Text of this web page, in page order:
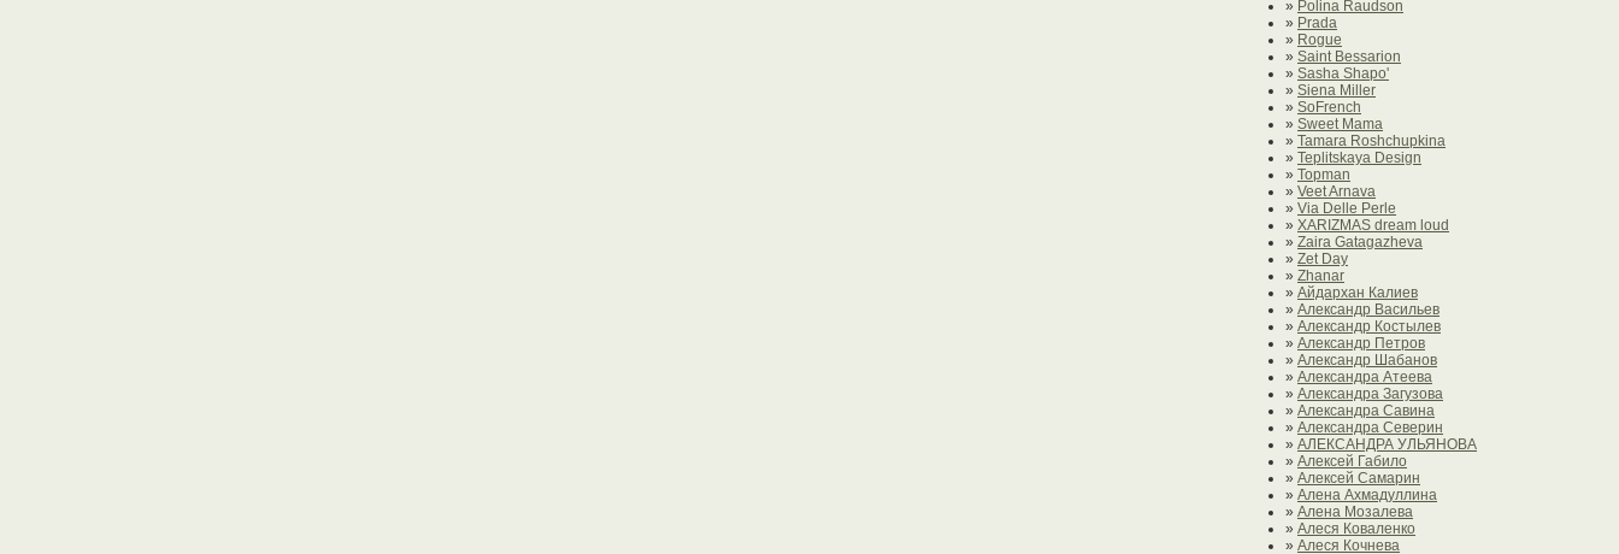
» Polina Raudson
» Prada
» Rogue
» Saint Bessarion
» Sasha Shapo'
» Siena Miller
» SoFrench
» Sweet Mama
» Tamara Roshchupkina
» Teplitskaya Design
» Topman
» Veet Arnava
» Via Delle Perle
» XARIZMAS dream loud
» Zaira Gatagazheva
» Zet Day
» Zhanar
» Айдархан Калиев
» Александр Васильев
» Александр Костылев
» Александр Петров
» Александр Шабанов
» Александра Атеева
» Александра Загузова
» Александра Савина
» Александра Северин
» АЛЕКСАНДРА УЛЬЯНОВА
» Алексей Габило
» Алексей Самарин
» Алена Ахмадуллина
» Алена Мозалева
» Алеся Коваленко
» Алеся Кочнева